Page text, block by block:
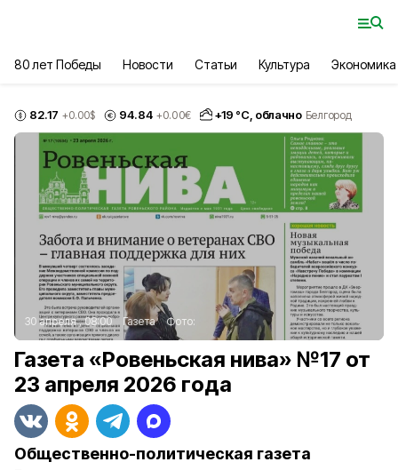
80 лет Победы Новости Статьи Культура Экономика
82.17 +0.00$ 94.84 +0.00€ +19 °С, облачно Белгород
30 апреля , 08:00 Газета Фото:
Газета «Ровеньская нива» №17 от
23 апреля 2026 года
Общественно-политическая газета